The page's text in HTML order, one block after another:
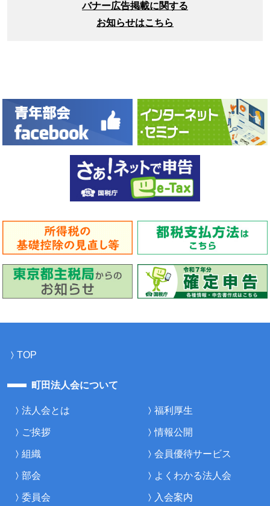
バナー広告掲載に関する
お知らせはこちら
TOP
町田法人会について
法人会とは
ご挨拶
組織
部会
委員会
福利厚生
情報公開
会員優待サービス
よくわかる法人会
入会案内